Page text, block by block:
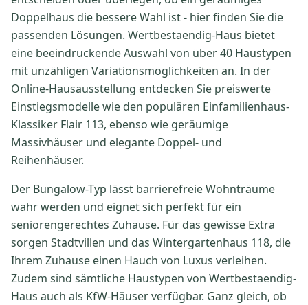
Doppelhaus die bessere Wahl ist - hier finden Sie die
passenden Lösungen. Wertbestaendig-Haus bietet
eine beeindruckende Auswahl von über 40 Haustypen
mit unzähligen Variationsmöglichkeiten an. In der
Online-Hausausstellung entdecken Sie preiswerte
Einstiegsmodelle wie den populären Einfamilienhaus-
Klassiker Flair 113, ebenso wie geräumige
Massivhäuser und elegante Doppel- und
Reihenhäuser.
Der Bungalow-Typ lässt barrierefreie Wohnträume
wahr werden und eignet sich perfekt für ein
seniorengerechtes Zuhause. Für das gewisse Extra
sorgen Stadtvillen und das Wintergartenhaus 118, die
Ihrem Zuhause einen Hauch von Luxus verleihen.
Zudem sind sämtliche Haustypen von Wertbestaendig-
Haus auch als KfW-Häuser verfügbar. Ganz gleich, ob